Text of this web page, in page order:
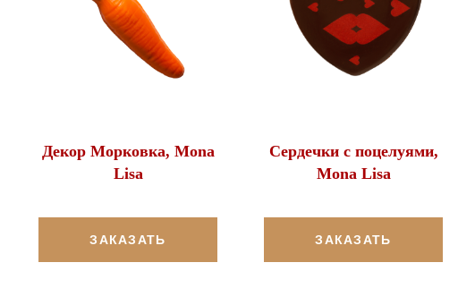
Декор Морковка, Mona
Lisa
ЗАКАЗАТЬ
Сердечки с поцелуями,
Mona Lisa
ЗАКАЗАТЬ